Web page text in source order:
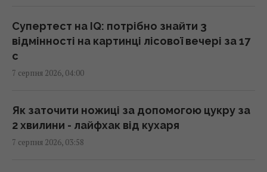
У чому полягає користь волоських горіхів
для серця, мозку та зміцнення імунітету
03:28 п'ятниця, 07 серпня 2026
В Генштабі ЗСУ повідомили, на яку суму
країни НАТО виділять Україні військової
допомоги
Супертест на IQ: потрібно знайти 3
відмінності на картинці лісової вечері за 17
с
7 серпня 2026, 04:00
Як заточити ножиці за допомогою цукру за
2 хвилини - лайфхак від кухаря
7 серпня 2026, 03:58